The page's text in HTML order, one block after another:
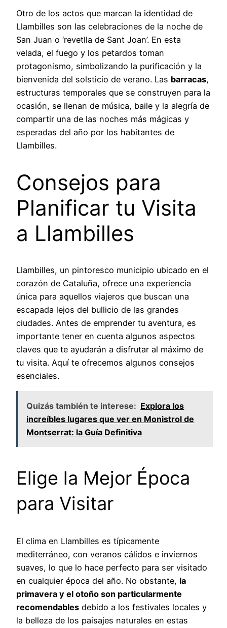
Otro de los actos que marcan la identidad de
Llambilles son las celebraciones de la noche de
San Juan o ‘revetlla de Sant Joan’. En esta
velada, el fuego y los petardos toman
protagonismo, simbolizando la purificación y la
bienvenida del solsticio de verano. Las barracas,
estructuras temporales que se construyen para la
ocasión, se llenan de música, baile y la alegría de
compartir una de las noches más mágicas y
esperadas del año por los habitantes de
Llambilles.
Consejos para
Planificar tu Visita
a Llambilles
Llambilles, un pintoresco municipio ubicado en el
corazón de Cataluña, ofrece una experiencia
única para aquellos viajeros que buscan una
escapada lejos del bullicio de las grandes
ciudades. Antes de emprender tu aventura, es
importante tener en cuenta algunos aspectos
claves que te ayudarán a disfrutar al máximo de
tu visita. Aquí te ofrecemos algunos consejos
esenciales.
Quizás también te interese: Explora los
increíbles lugares que ver en Monistrol de
Montserrat: la Guía Definitiva
Elige la Mejor Época
para Visitar
El clima en Llambilles es típicamente
mediterráneo, con veranos cálidos e inviernos
suaves, lo que lo hace perfecto para ser visitado
en cualquier época del año. No obstante, la
primavera y el otoño son particularmente
recomendables debido a los festivales locales y
la belleza de los paisajes naturales en estas